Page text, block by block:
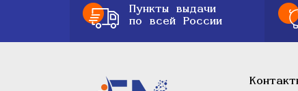
Пункты выдачи
по всей России